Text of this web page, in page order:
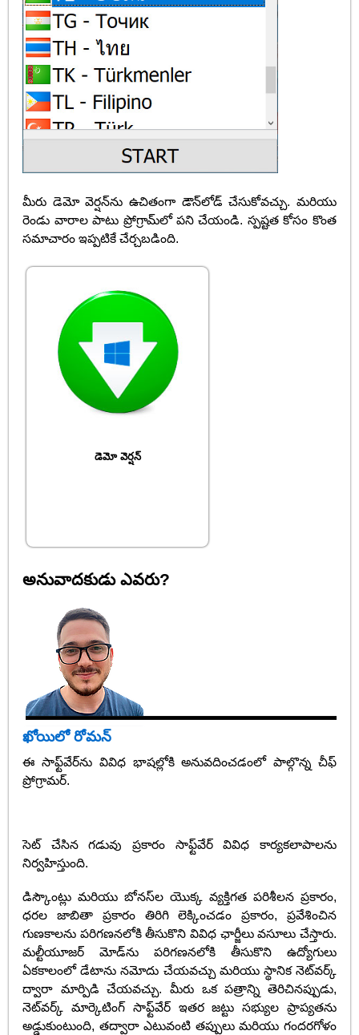
మీరు డెమో వెర్షన్‌ను ఉచితంగా డౌన్‌లోడ్ చేసుకోవచ్చు. మరియు
రెండు వారాల పాటు ప్రోగ్రామ్‌లో పని చేయండి. స్పష్టత కోసం కొంత
సమాచారం ఇప్పటికే చేర్చబడింది.
డెమో వెర్షన్
అనువాదకుడు ఎవరు?
ఖోయిలో రోమన్
ఈ సాఫ్ట్‌వేర్‌ను వివిధ భాషల్లోకి అనువదించడంలో పాల్గొన్న చీఫ్
ప్రోగ్రామర్.
సెట్ చేసిన గడువు ప్రకారం సాఫ్ట్‌వేర్ వివిధ కార్యకలాపాలను
నిర్వహిస్తుంది.
డిస్కౌంట్లు మరియు బోనస్‌ల యొక్క వ్యక్తిగత పరిశీలన ప్రకారం,
ధరల జాబితా ప్రకారం తిరిగి లెక్కించడం ప్రకారం, ప్రవేశించిన
గుణకాలను పరిగణనలోకి తీసుకొని వివిధ ఛార్జీలు వసూలు చేస్తారు.
మల్టీయూజర్ మోడ్‌ను పరిగణనలోకి తీసుకొని ఉద్యోగులు
ఏకకాలంలో డేటాను నమోదు చేయవచ్చు మరియు స్థానిక నెట్‌వర్క్
ద్వారా మార్పిడి చేయవచ్చు. మీరు ఒక పత్రాన్ని తెరిచినప్పుడు,
నెట్‌వర్క్ మార్కెటింగ్ సాఫ్ట్‌వేర్ ఇతర జట్టు సభ్యుల ప్రాప్యతను
అడ్డుకుంటుంది, తద్వారా ఎటువంటి తప్పులు మరియు గందరగోళం